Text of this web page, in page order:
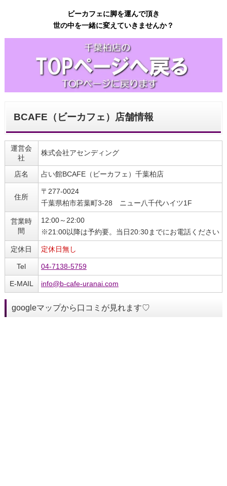
ビーカフェに脚を運んで頂き
世の中を一緒に変えていきませんか？
BCAFE（ビーカフェ）店舗情報
運営会
社
株式会社アセンディング
店名 占い館BCAFE（ビーカフェ）千葉柏店
住所
〒277-0024
千葉県柏市若葉町3-28 ニュー八千代ハイツ1F
営業時
間
12:00～22:00
※21:00以降は予約要。当日20:30までにお電話ください
定休日 定休日無し
Tel 04-7138-5759
E-MAIL info@b-cafe-uranai.com
googleマップから口コミが見れます♡